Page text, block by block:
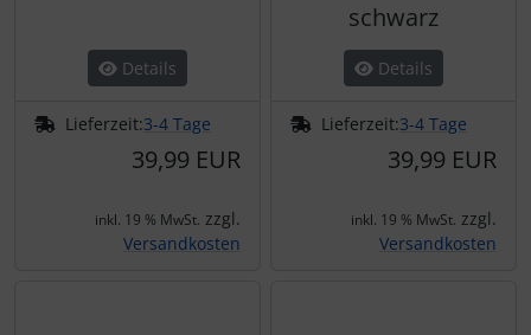
Details
Lieferzeit:3-4 Tage
39,99 EUR
inkl. 19 % MwSt. zzgl.
Versandkosten
schwarz
Details
Lieferzeit:3-4 Tage
39,99 EUR
inkl. 19 % MwSt. zzgl.
Versandkosten